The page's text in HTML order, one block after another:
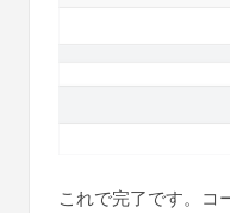
これで完了です。コ